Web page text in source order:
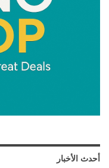
أحدث الأخبار